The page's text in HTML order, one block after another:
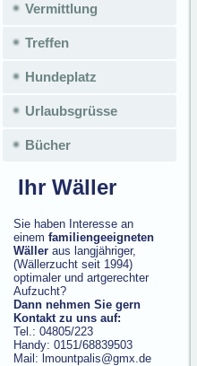
Vermittlung
Treffen
Hundeplatz
Urlaubsgrüsse
Bücher
Ihr Wäller
Sie haben Interesse an
einem familiengeeigneten
Wäller aus langjähriger,
(Wällerzucht seit 1994)
optimaler und artgerechter
Aufzucht?
Dann nehmen Sie gern
Kontakt zu uns auf:
Tel.: 04805/223
Handy: 0151/68839503
Mail: lmountpalis@gmx.de